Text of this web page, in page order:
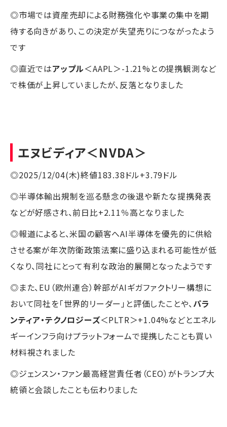
◎市場では資産売却による財務強化や事業の集中を期
待する向きがあり、この決定が失望売りにつながったよう
です
◎直近ではアップル＜AAPL＞-1.21%との提携観測など
で株価が上昇していましたが、反落となりました
エヌビディア＜NVDA＞
◎2025/12/04(木)終値183.38ドル+3.79ドル
◎半導体輸出規制を巡る懸念の後退や新たな提携発表
などが好感され、前日比+2.11％高となりました
◎報道によると、米国の顧客へAI半導体を優先的に供給
させる案が年次防衛政策法案に盛り込まれる可能性が低
くなり、同社にとって有利な政治的展開となったようです
◎また、EU（欧州連合）幹部がAIギガファクトリー構想に
おいて同社を「世界的リーダー」と評価したことや、 パラ
ンティア・テクノロジーズ＜PLTR＞+1.04%などとエネル
ギーインフラ向けプラットフォームで提携したことも買い
材料視されました
◎ジェンスン・ファン最高経営責任者（CEO）がトランプ大
統領と会談したことも伝わりました